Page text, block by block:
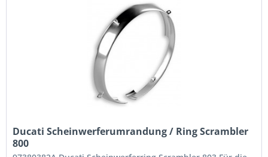
Ducati Scheinwerferumrandung / Ring Scrambler
800